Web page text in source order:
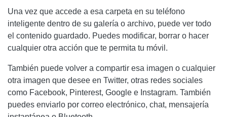
Una vez que accede a esa carpeta en su teléfono
inteligente dentro de su galería o archivo, puede ver todo
el contenido guardado. Puedes modificar, borrar o hacer
cualquier otra acción que te permita tu móvil.
También puede volver a compartir esa imagen o cualquier
otra imagen que desee en Twitter, otras redes sociales
como Facebook, Pinterest, Google e Instagram. También
puedes enviarlo por correo electrónico, chat, mensajería